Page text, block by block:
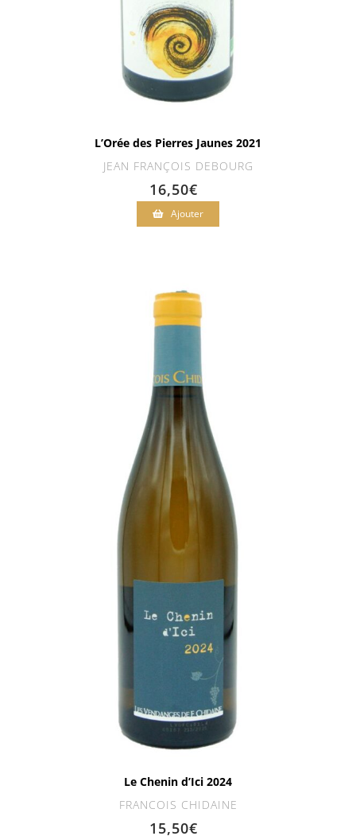
L’Orée des Pierres Jaunes 2021
JEAN FRANÇOIS DEBOURG
16,50€
Ajouter
Le Chenin d’Ici 2024
FRANCOIS CHIDAINE
15,50€